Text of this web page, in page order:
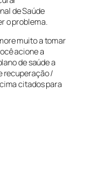
de Saúde
o problema.
muito a tomar
acione a
de saúde a
recuperação /
citados para